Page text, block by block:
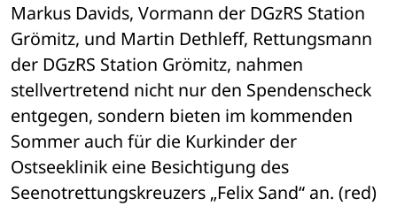
Markus Davids, Vormann der DGzRS Station
Grömitz, und Martin Dethleff, Rettungsmann
der DGzRS Station Grömitz, nahmen
stellvertretend nicht nur den Spendenscheck
entgegen, sondern bieten im kommenden
Sommer auch für die Kurkinder der
Ostseeklinik eine Besichtigung des
Seenotrettungskreuzers „Felix Sand“ an. (red)